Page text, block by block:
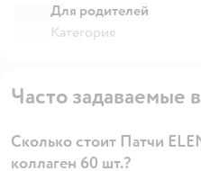
Для родителей
Категория
Часто задаваемые
Сколько стоит Патчи
коллаген 60 шт.?